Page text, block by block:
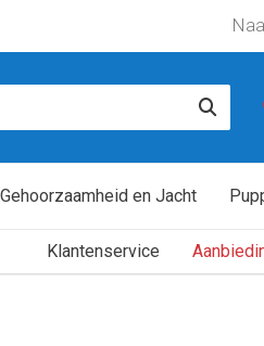
Gehoorzaamheid en Jacht
Klantenservice